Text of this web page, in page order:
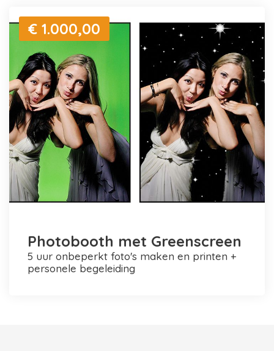
€ 1.000,00
Photobooth met Greenscreen
5 uur onbeperkt foto's maken en printen +
personele begeleiding